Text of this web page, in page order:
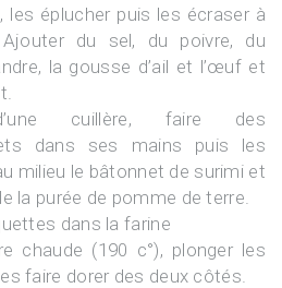
les éplucher puis les écraser à
du sel, du poivre, du
la gousse d’ail et l’œuf et
cuillère, faire des
dans ses mains puis les
milieu le bâtonnet de surimi et
la purée de pomme de terre.
dans la farine
chaude (190 c°), plonger les
faire dorer des deux côtés.